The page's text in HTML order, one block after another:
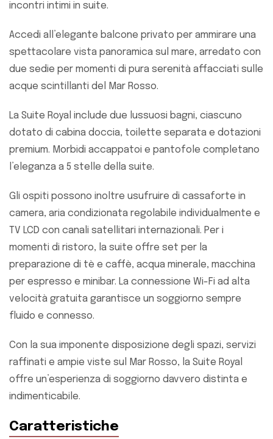
incontri intimi in suite.
Accedi all’elegante balcone privato per ammirare una
spettacolare vista panoramica sul mare, arredato con
due sedie per momenti di pura serenità affacciati sulle
acque scintillanti del Mar Rosso.
La Suite Royal include due lussuosi bagni, ciascuno
dotato di cabina doccia, toilette separata e dotazioni
premium. Morbidi accappatoi e pantofole completano
l’eleganza a 5 stelle della suite.
Gli ospiti possono inoltre usufruire di cassaforte in
camera, aria condizionata regolabile individualmente e
TV LCD con canali satellitari internazionali. Per i
momenti di ristoro, la suite offre set per la
preparazione di tè e caffè, acqua minerale, macchina
per espresso e minibar. La connessione Wi-Fi ad alta
velocità gratuita garantisce un soggiorno sempre
fluido e connesso.
Con la sua imponente disposizione degli spazi, servizi
raffinati e ampie viste sul Mar Rosso, la Suite Royal
offre un’esperienza di soggiorno davvero distinta e
indimenticabile.
Caratteristiche